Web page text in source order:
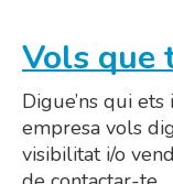
Vols que
Digue’ns qui
empresa vols
visibilitat i/o